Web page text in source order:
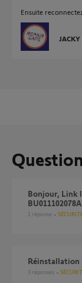
Ensuite
JACKY
Bonjour, Link lié au compte de l'ancien propriétaire,
1 réponse
3 réponses